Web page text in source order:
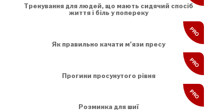
Тренування для людей, що мають сидячий спосіб
життя і біль у попереку
Як правильно качати м’язи пресу
PRO
Прогини просунутого рівня
PRO
Розминка для шиї
PRO